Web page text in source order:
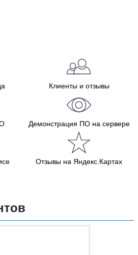
Клиенты и отзывы
Демонстрация ПО на сервере
Отзывы на Яндекс.Картах